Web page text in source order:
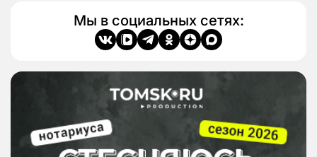
Мы в социальных сетях: